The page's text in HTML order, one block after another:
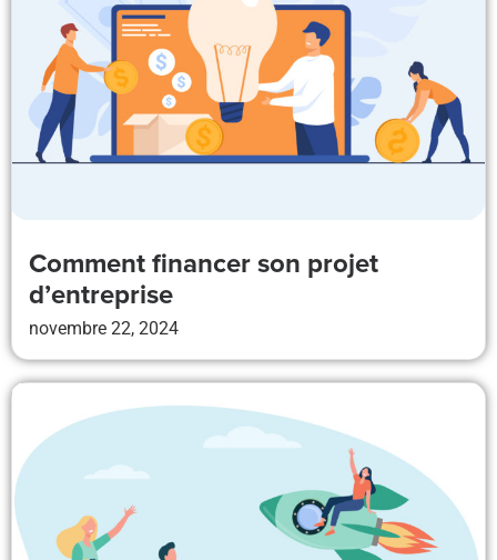
Comment financer son projet
d’entreprise
novembre 22, 2024